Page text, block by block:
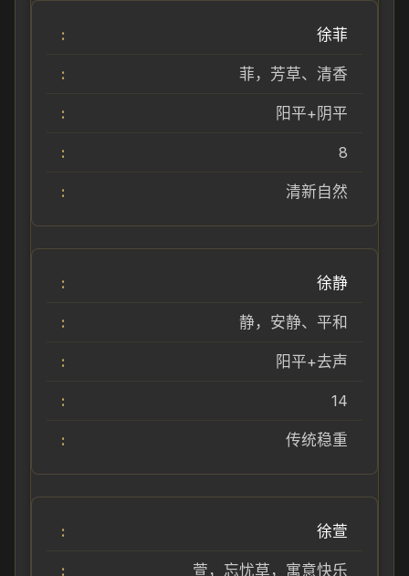
徐菲
菲，芳草、清香
阳平+阴平
8
清新自然
徐静
静，安静、平和
阳平+去声
14
传统稳重
徐萱
萱，忘忧草，寓意快乐